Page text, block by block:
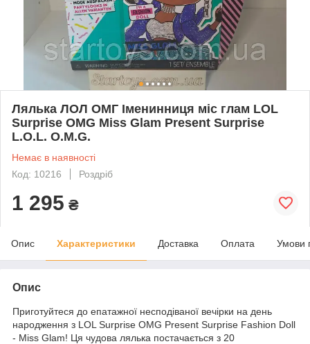
Лялька ЛОЛ ОМГ Іменинниця міс глам LOL
Surprise OMG Miss Glam Present Surprise
L.O.L. O.M.G.
Немає в наявності
Код: 10216
Роздріб
1 295 ₴
Опис Характеристики Доставка Оплата Умови
Опис
Приготуйтеся до епатажної несподіваної вечірки на день
народження з LOL Surprise OMG Present Surprise Fashion Doll
- Miss Glam! Ця чудова лялька постачається з 20